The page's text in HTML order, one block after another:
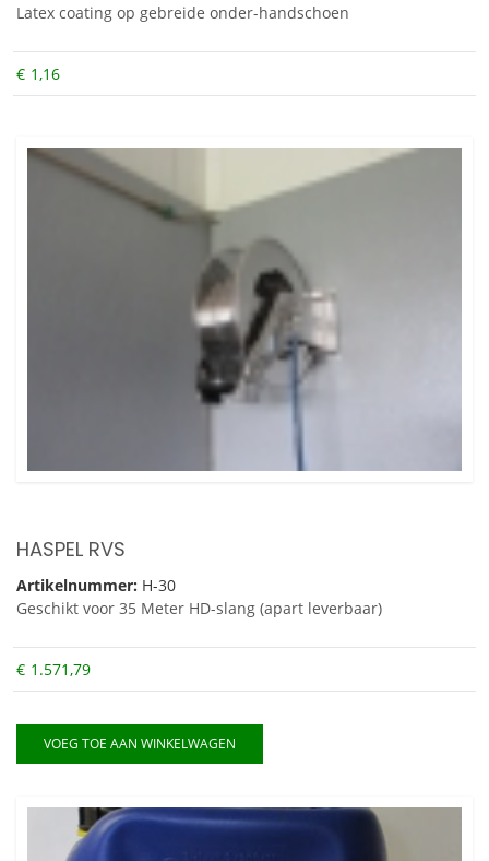
Latex coating op gebreide onder-handschoen
€ 1,16
HASPEL RVS
Artikelnummer: H-30
Geschikt voor 35 Meter HD-slang (apart leverbaar)
€ 1.571,79
VOEG TOE AAN WINKELWAGEN